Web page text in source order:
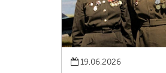
19.06.2026